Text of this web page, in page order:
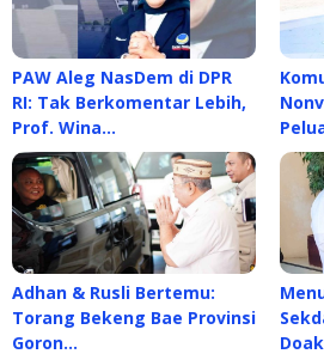
PAW Aleg NasDem di DPR
RI: Tak Berkomentar Lebih,
Prof. Wina…
Adhan & Rusli Bertemu:
Torang Bekeng Bae Provinsi
Goron…